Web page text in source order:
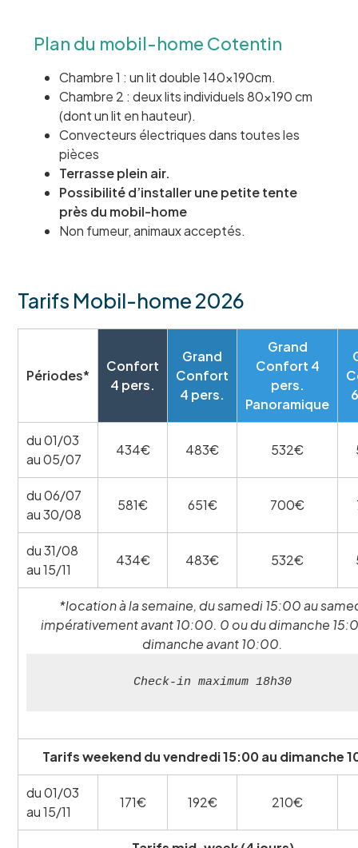
Plan du mobil-home Cotentin
Chambre 1 : un lit double 140x190cm.
Chambre 2 : deux lits individuels 80×190 cm
(dont un lit en hauteur).
Convecteurs électriques dans toutes les
pièces
Terrasse plein air.
Possibilité d’installer une petite tente
près du mobil-home
Non fumeur, animaux acceptés.
Tarifs Mobil-home 2026
Périodes*
Confort
4 pers.
Grand
Confort
4 pers.
Grand
Confort 4
pers.
Panoramique
du 01/03
au 05/07
434€ 483€ 532€
du 06/07
au 30/08
581€ 651€ 700€
du 31/08
au 15/11
434€ 483€ 532€
*location à la semaine, du samedi 15:00 au
impérativement avant 10:00. 0 ou du dimanche
dimanche avant 10:00.
Check-in maximum 18h30
Tarifs weekend du vendredi 15:00 au dimanche
du 01/03
au 15/11
171€ 192€ 210€